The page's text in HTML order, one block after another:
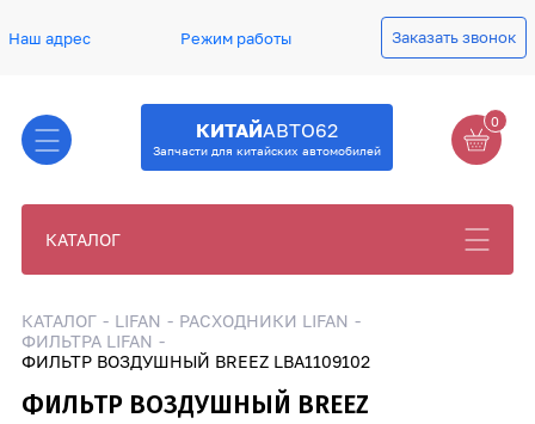
Наш адрес Режим работы Заказать звонок
КИТАЙАВТО62
Запчасти для китайских автомобилей
0
КАТАЛОГ
КАТАЛОГ LIFAN
РАСХОДНИКИ LIFAN
ФИЛЬТРА LIFAN
ФИЛЬТР ВОЗДУШНЫЙ BREEZ LBA1109102
ФИЛЬТР ВОЗДУШНЫЙ BREEZ